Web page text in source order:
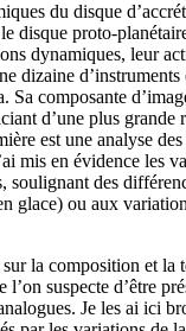
du disque
disque proto-
dynamiques, leur
dizaine
composante
d’une plus
est une analyse
mis en évidence les
soulignant des
glace) ou aux
la composition et
suspecte d’être
Je les ai ici